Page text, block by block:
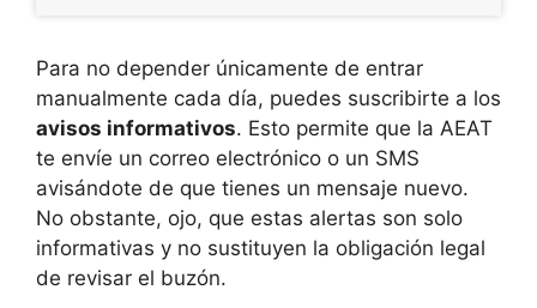
Para no depender únicamente de entrar
manualmente cada día, puedes suscribirte a los
avisos informativos. Esto permite que la AEAT
te envíe un correo electrónico o un SMS
avisándote de que tienes un mensaje nuevo.
No obstante, ojo, que estas alertas son solo
informativas y no sustituyen la obligación legal
de revisar el buzón.